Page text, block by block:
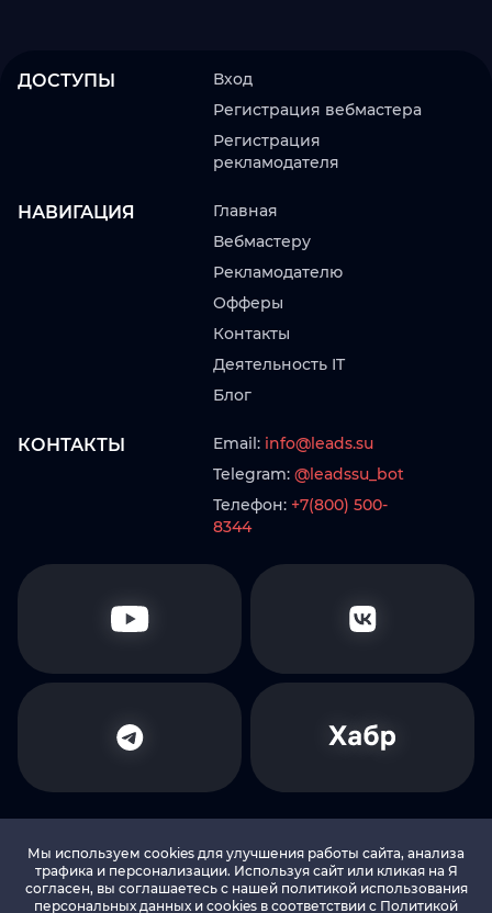
ДОСТУПЫ
Вход
Регистрация вебмастера
Регистрация
рекламодателя
НАВИГАЦИЯ
Главная
Вебмастеру
Рекламодателю
Офферы
Контакты
Деятельность IT
Блог
КОНТАКТЫ Email: info@leads.su
Telegram: @leadssu_bot
Телефон: +7(800) 500-
8344
© 2010-2026 LEADS.SU Все права защищены
Мы используем cookies для улучшения работы сайта, анализа
трафика и персонализации. Используя сайт или кликая на Я
согласен, вы соглашаетесь с нашей политикой использования
персональных данных и cookies в соответствии c Политикой